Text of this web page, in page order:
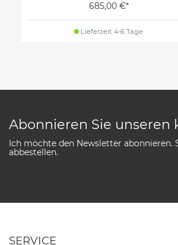
685,00 €*
Lieferzeit 4-6 Tage
Abonnieren Sie unseren
Ich möchte den Newsletter
abbestellen.
SERVICE